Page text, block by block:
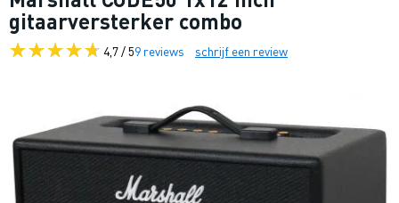
gitaarversterker combo
4,7 / 59 reviews schrijf een review